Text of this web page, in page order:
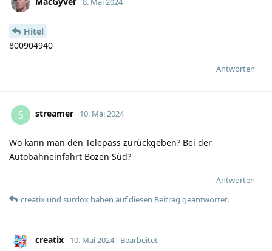
Hitel
800904940
Antworten
S streamer 10. Mai 2024
Wo kann man den Telepass zurückgeben? Bei der
Autobahneinfahrt Bozen Süd?
Antworten
creatix und surdox haben auf diesen Beitrag geantwortet.
creatix 10. Mai 2024 Bearbeitet